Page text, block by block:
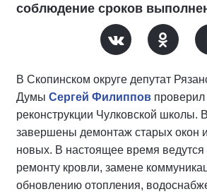
соблюдение сроков
В Скопинском округе депутат
Думы Сергей Филиппов проверил
реконструкции Чулковской школы.
завершены демонтаж старых окон
новых. В настоящее время
ремонту кровли, замене
обновлению отопления,